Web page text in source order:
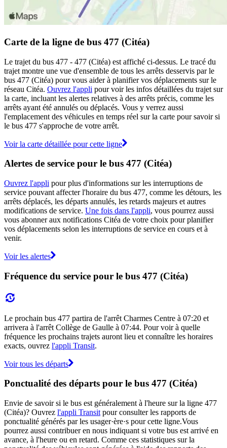
Carte de la ligne de bus 477 (Citéa)
Le trajet du bus 477 - 477 (Citéa) est affiché ci-dessus. Le tracé du
trajet montre une vue d'ensemble de tous les arrêts desservis par le
bus 477 (Citéa) pour vous aider à planifier vos déplacements sur le
réseau Citéa. Ouvrez l'appli pour voir les infos détaillées du trajet sur
la carte, incluant les alertes relatives à des arrêts précis, comme les
arrêts ayant été annulés ou déplacés. Vous y verrez aussi
l'emplacement des véhicules en temps réel sur la carte pour savoir si
le bus 477 s'approche de votre arrêt.
Voir la carte détaillée pour cette ligne
Alertes de service pour le bus 477 (Citéa)
Ouvrez l'appli pour plus d'informations sur les interruptions de
service pouvant affecter l'horaire du bus 477, comme les détours, les
arrêts déplacés, les départs annulés, les retards majeurs et autres
modifications de service. Une fois dans l'appli, vous pourrez aussi
vous abonner aux notifications Citéa de votre choix pour planifier
vos déplacements selon les interruptions de service en cours et à
venir.
Voir les alertes
Fréquence du service pour le bus 477 (Citéa)
Le prochain bus 477 partira de l'arrêt Charmes Centre à 07:20 et
arrivera à l'arrêt Collège de Gaulle à 07:44. Pour voir à quelle
fréquence les prochains trajets auront lieu et connaître les horaires
exacts, ouvrez l'appli Transit.
Voir tous les départs
Ponctualité des départs pour le bus 477 (Citéa)
Envie de savoir si le bus est généralement à l'heure sur la ligne 477
(Citéa)? Ouvrez l'appli Transit pour consulter les rapports de
ponctualité générés par les usager·ère·s pour cette ligne.Vous
pourrez aussi contribuer en nous indiquant si votre bus est arrivé en
avance, à l'heure ou en retard. Comme ces statistiques sur la